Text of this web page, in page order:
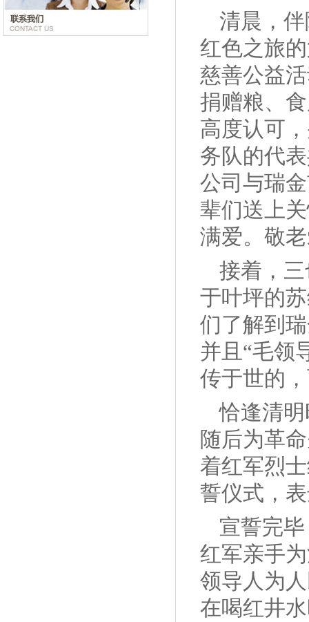
清晨，
红色之旅
慈善公益
捐赠粮、
高度认可
务队的代
公司与瑞
辈们送上
满爱。敬
接着，
于叶坪的
们了解到
并且“毛领
传于世的
恰逢清
随后为革
着红军烈
誓仪式，
宣誓完
红军亲手
领导人为
在喝红井